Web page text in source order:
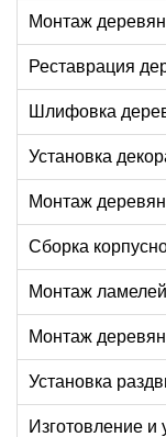
Монтаж
Реставрация
Шлифовка
Установка
Монтаж
Сборка
Монтаж
Монтаж
Установка
Изготовление и